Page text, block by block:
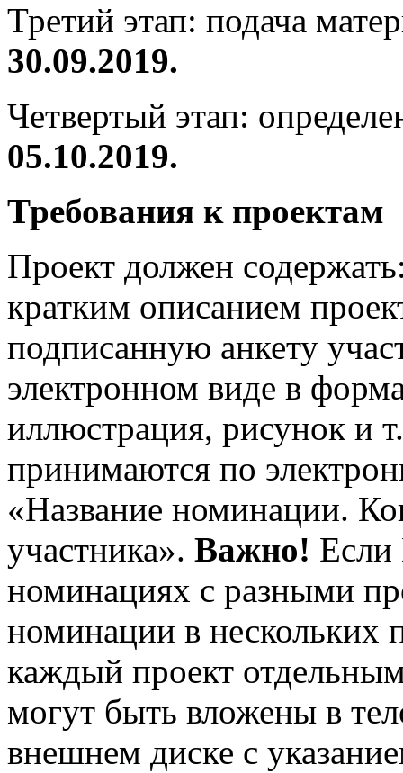
Третий этап: подача
30.09.2019.
Четвертый этап:
05.10.2019.
Требования к проектам
Проект должен
кратким описанием
подписанную анкету
электронном виде в
иллюстрация, рисунок и т.
принимаются по
«Название номинации.
участника». Важно! Если
номинациях с разными
номинации в нескольких
каждый проект
могут быть вложены в
внешнем диске с